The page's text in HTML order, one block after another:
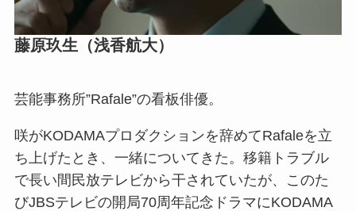
藤原玖生（浅香航大）
芸能事務所”Rafale”の看板俳優。
咲がKODAMAプロダクションを辞めてRafaleを立
ち上げたとき、一緒についてきた。移籍トラブル
で長い間民放テレビから干されていたが、このた
びJBSテレビの開局70周年記念ドラマにKODAMA